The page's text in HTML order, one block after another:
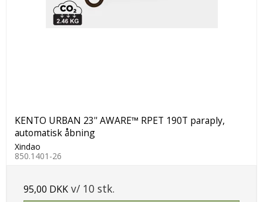
KENTO URBAN 23'' AWARE™ RPET 190T paraply,
automatisk åbning
Xindao
850.1401-26
95,00 DKK v/ 10 stk.